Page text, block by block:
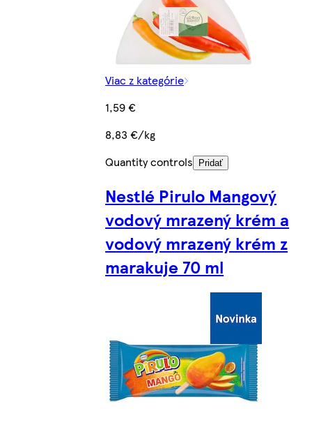
Viac z kategórie
1,59 €
8,83 €/kg
Quantity controls Pridať
Nestlé Pirulo Mangový
vodový mrazený krém a
vodový mrazený krém z
marakuje 70 ml